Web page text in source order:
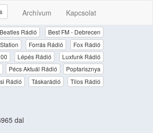
Archívum Kapcsolat
Beatles Rádió
Best FM - Debrecen
Forrás Rádió
Fox Rádió
Lépés Rádió
Luxfunk Rádió
Pécs Aktuál Rádió
Poptarisznya
Rádió Táskarádió
Tilos Rádió
dal